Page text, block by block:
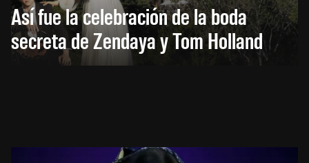
Así fue la celebración de la boda
secreta de Zendaya y Tom Holland